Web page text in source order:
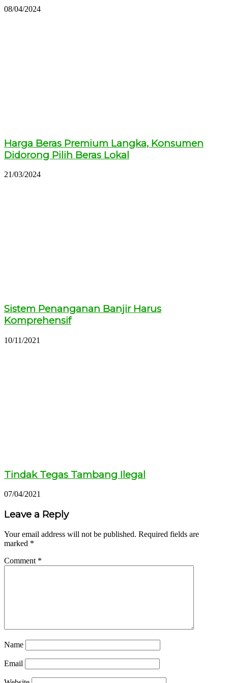
08/04/2024
Harga Beras Premium Langka, Konsumen
Didorong Pilih Beras Lokal
21/03/2024
Sistem Penanganan Banjir Harus
Komprehensif
10/11/2021
Tindak Tegas Tambang Ilegal
07/04/2021
Leave a Reply
Your email address will not be published. Required fields are
marked *
Comment *
Name
Email